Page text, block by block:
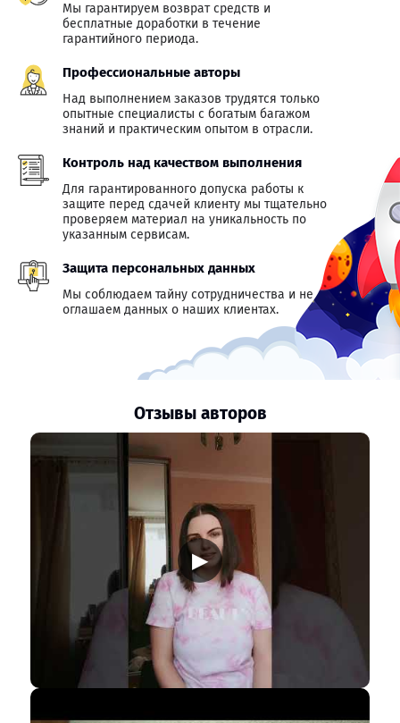
Мы гарантируем возврат средств и
бесплатные доработки в течение
гарантийного периода.
Профессиональные авторы
Над выполнением заказов трудятся только
опытные специалисты с богатым багажом
знаний и практическим опытом в отрасли.
Контроль над качеством выполнения
Для гарантированного допуска работы к
защите перед сдачей клиенту мы тщательно
проверяем материал на уникальность по
указанным сервисам.
Защита персональных данных
Мы соблюдаем тайну сотрудничества и не
оглашаем данных о наших клиентах.
Отзывы авторов
▶